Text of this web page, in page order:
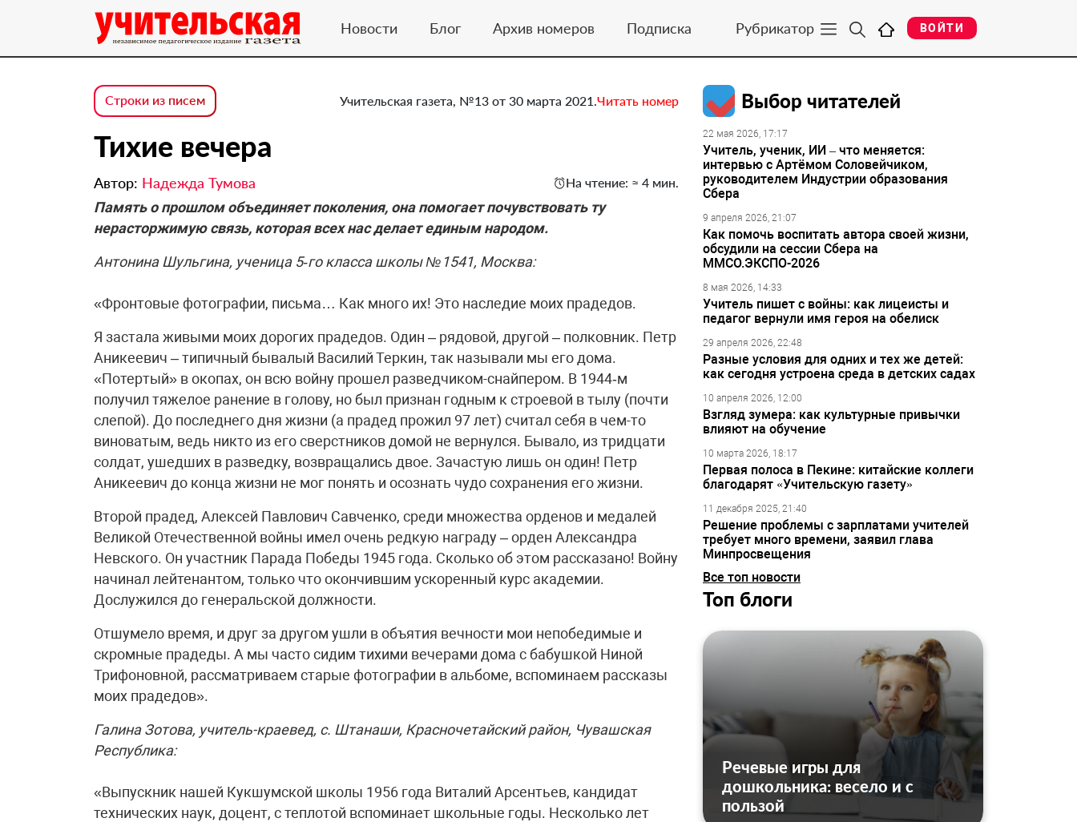
Новости Блог Архив номеров Подписка Рубрикатор ВОЙТИ
Строки из писем Учительская газета, №13 от 30 марта 2021.Читать номер
Тихие вечера
Автор: Надежда Тумова На чтение: ≈ 4 мин.
Память о прошлом объединяет поколения, она помогает почувствовать ту
нерасторжимую связь, которая всех нас делает единым народом.
Антонина Шульгина, ученица 5‑го класса школы №1541, Москва:
«Фронтовые фотографии, письма… Как много их! Это наследие моих прадедов.
Я застала живыми моих дорогих прадедов. Один – рядовой, другой – полковник. Петр
Аникеевич – типичный бывалый Василий Теркин, так называли мы его дома.
«Потертый» в окопах, он всю войну прошел разведчиком-снайпером. В 1944‑м
получил тяжелое ранение в голову, но был признан годным к строевой в тылу (почти
слепой). До последнего дня жизни (а прадед прожил 97 лет) считал себя в чем-то
виноватым, ведь никто из его сверстников домой не вернулся. Бывало, из тридцати
солдат, ушедших в разведку, возвращались двое. Зачастую лишь он один! Петр
Аникеевич до конца жизни не мог понять и осознать чудо сохранения его жизни.
Второй прадед, Алексей Павлович Савченко, среди множества орденов и медалей
Великой Отечественной войны имел очень редкую награду – орден Александра
Невского. Он участник Парада Победы 1945 года. Сколько об этом рассказано! Войну
начинал лейтенантом, только что окончившим ускоренный курс академии.
Дослужился до генеральской должности.
Отшумело время, и друг за другом ушли в объятия вечности мои непобедимые и
скромные прадеды. А мы часто сидим тихими вечерами дома с бабушкой Ниной
Трифоновной, рассматриваем старые фотографии в альбоме, вспоминаем рассказы
моих прадедов».
Галина Зотова, учитель-краевед, с. Штанаши, Красночетайский район, Чувашская
Республика:
«Выпускник нашей Кукшумской школы 1956 года Виталий Арсентьев, кандидат
технических наук, доцент, с теплотой вспоминает школьные годы. Несколько лет
Выбор читателей
22 мая 2026, 17:17
Учитель, ученик, ИИ – что меняется:
интервью с Артёмом Соловейчиком,
руководителем Индустрии образования
Сбера
9 апреля 2026, 21:07
Как помочь воспитать автора своей жизни,
обсудили на сессии Сбера на
ММСО.ЭКСПО-2026
8 мая 2026, 14:33
Учитель пишет с войны: как лицеисты и
педагог вернули имя героя на обелиск
29 апреля 2026, 22:48
Разные условия для одних и тех же детей:
как сегодня устроена среда в детских садах
10 апреля 2026, 12:00
Взгляд зумера: как культурные привычки
влияют на обучение
10 марта 2026, 18:17
Первая полоса в Пекине: китайские коллеги
благодарят «Учительскую газету»
11 декабря 2025, 21:40
Решение проблемы с зарплатами учителей
требует много времени, заявил глава
Минпросвещения
Все топ новости
Топ блоги
Речевые игры для
дошкольника: весело и с
пользой